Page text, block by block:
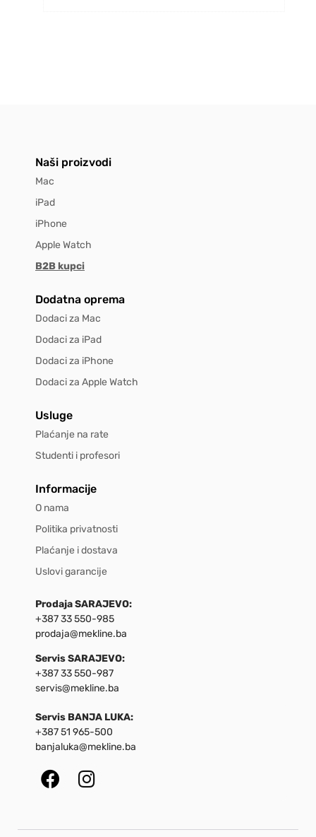
Naši proizvodi
Mac
iPad
iPhone
Apple Watch
B2B kupci
Dodatna oprema
Dodaci za Mac
Dodaci za iPad
Dodaci za iPhone
Dodaci za Apple Watch
Usluge
Plaćanje na rate
Studenti i profesori
Informacije
O nama
Politika privatnosti
Plaćanje i dostava
Uslovi garancije
Prodaja SARAJEVO:
+387 33 550-985
prodaja@mekline.ba
Servis SARAJEVO:
+387 33 550-987
servis@mekline.ba
Servis BANJA LUKA:
+387 51 965-500
banjaluka@mekline.ba